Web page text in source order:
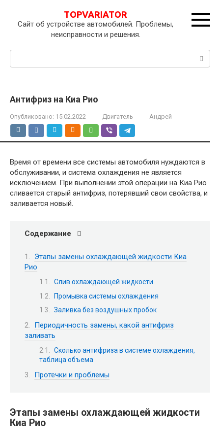
контенту
TOPVARIATOR
Сайт об устройстве автомобилей. Проблемы,
неисправности и решения.
Поиск:
Антифриз на Киа Рио
Опубликовано: 15.02.2022 Двигатель Андрей
Время от времени все системы автомобиля нуждаются в
обслуживании, и система охлаждения не является
исключением. При выполнении этой операции на Киа Рио
сливается старый антифриз, потерявший свои свойства, и
заливается новый.
Содержание
Этапы замены охлаждающей жидкости Киа
Рио
Слив охлаждающей жидкости
Промывка системы охлаждения
Заливка без воздушных пробок
Периодичность замены, какой антифриз
заливать
Сколько антифриза в системе охлаждения,
таблица объема
Протечки и проблемы
Этапы замены охлаждающей жидкости
Киа Рио